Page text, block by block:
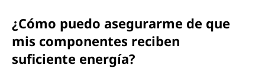
¿Cómo puedo asegurarme de que
mis componentes reciben
suficiente energía?